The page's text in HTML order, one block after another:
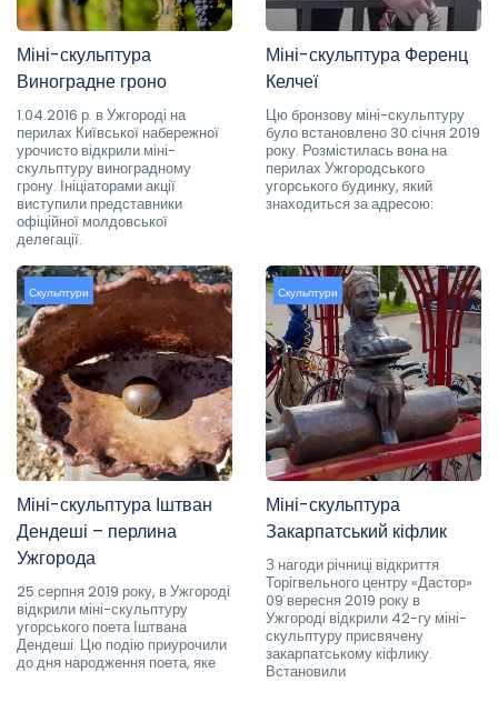
Міні-скульптура
Виноградне гроно
1.04.2016 р. в Ужгороді на
перилах Київської набережної
урочисто відкрили міні-
скульптуру виноградному
грону. Ініціаторами акції
виступили представники
офіційної молдовської
делегації.
Міні-скульптура Ференц
Келчеї
Цю бронзову міні-скульптуру
було встановлено 30 січня 2019
року. Розмістилась вона на
перилах Ужгородського
угорського будинку, який
знаходиться за адресою:
Скульптури
Міні-скульптура Іштван
Дендеші – перлина
Ужгорода
25 серпня 2019 року, в Ужгороді
відкрили міні-скульптуру
угорського поета Іштвана
Дендеші. Цю подію приурочили
до дня народження поета, яке
Скульптури
Міні-скульптура
Закарпатський кіфлик
З нагоди річниці відкриття
Торігвельного центру «Дастор»
09 вересня 2019 року в
Ужгороді відкрили 42-гу міні-
скульптуру присвячену
закарпатському кіфлику.
Встановили